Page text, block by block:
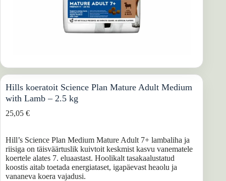
Hills koeratoit Science Plan Mature Adult Medium
with Lamb – 2.5 kg
25,05 €
Hill’s Science Plan Medium Mature Adult 7+ lambaliha ja
riisiga on täisväärtuslik kuivtoit keskmist kasvu vanematele
koertele alates 7. eluaastast. Hoolikalt tasakaalustatud
koostis aitab toetada energiataset, igapäevast heaolu ja
vananeva koera vajadusi.